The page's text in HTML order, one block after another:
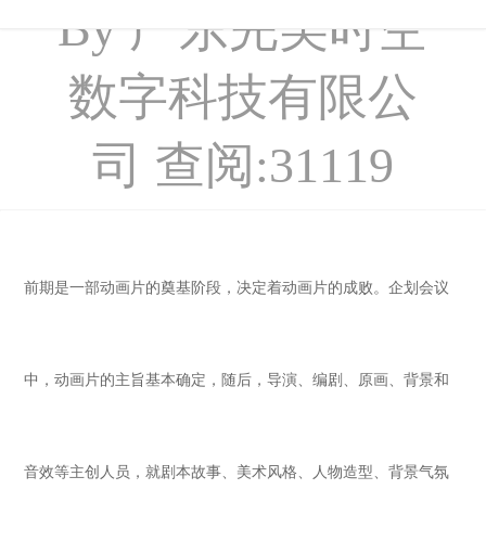
网站首页
VR虚拟现实
By 广东完美时空
数字科技有限公
司 查阅:31119
前期是一部动画片的奠基阶段，决定着动画片的成败。企划会议
中，动画片的主旨基本确定，随后，导演、编剧、原画、背景和
音效等主创人员，就剧本故事、美术风格、人物造型、背景气氛